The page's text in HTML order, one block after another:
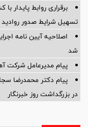
برقراری روابط
تسهیل شرایط صدور روادید
شد
پیام مدیرعامل شرکت
پیام دکتر محمدرضا
در بزرگداشت روز خبرنگار